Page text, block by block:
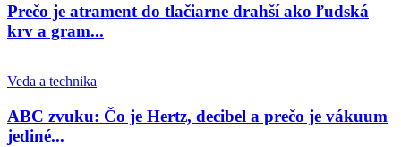
Prečo je atrament do tlačiarne drahší ako ľudská
krv a gram...
Veda a technika
ABC zvuku: Čo je Hertz, decibel a prečo je vákuum
jediné...